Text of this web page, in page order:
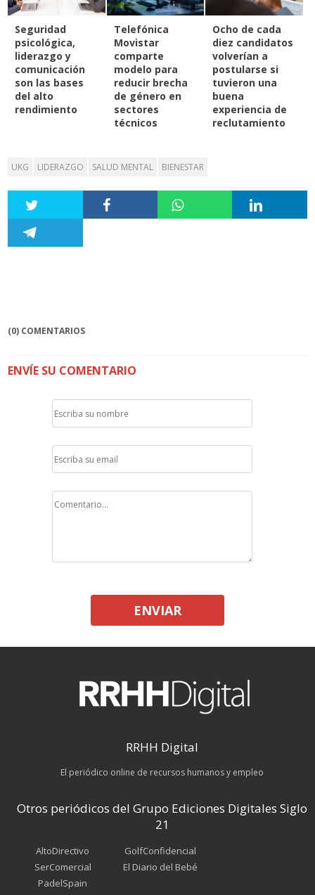
Seguridad
psicológica,
liderazgo y
comunicación
son las bases
del alto
rendimiento
Telefónica
Movistar
comparte
modelo para
reducir brecha
de género en
sectores
técnicos
Ocho de cada
diez candidatos
volverían a
postularse si
tuvieron una
buena
experiencia de
reclutamiento
UKG LIDERAZGO SALUD MENTAL BIENESTAR
(0) COMENTARIOS
ENVÍE SU COMENTARIO
ENVIAR
RRHH Digital
El periódico online de recursos humanos y empleo
Otros periódicos del Grupo Ediciones Digitales Siglo
21
AltoDirectivo
SerComercial
PadelSpain
GolfConfidencial
El Diario del Bebé